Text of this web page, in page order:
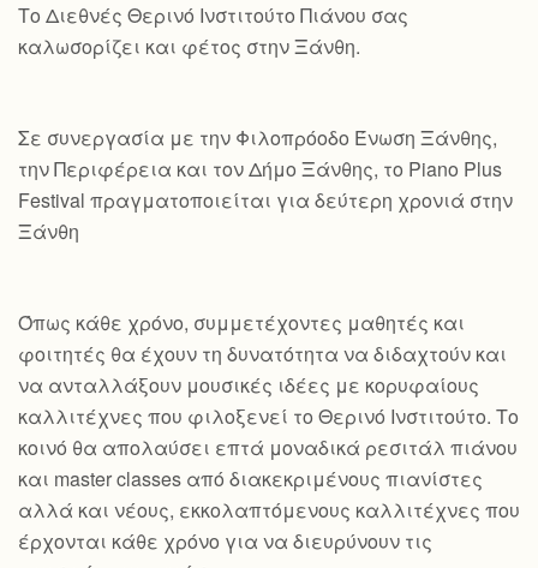
Το Διεθνές Θερινό Ινστιτούτο Πιάνου σας
καλωσορίζει και φέτος στην Ξάνθη.
Σε συνεργασία με την Φιλοπρόοδο Ένωση Ξάνθης,
την Περιφέρεια και τον Δήμο Ξάνθης, το Piano Plus
Festival πραγματοποιείται για δεύτερη χρονιά στην
Ξάνθη
Όπως κάθε χρόνο, συμμετέχοντες μαθητές και
φοιτητές θα έχουν τη δυνατότητα να διδαχτούν και
να ανταλλάξουν μουσικές ιδέες με κορυφαίους
καλλιτέχνες που φιλοξενεί το Θερινό Ινστιτούτο. Το
κοινό θα απολαύσει επτά μοναδικά ρεσιτάλ πιάνου
και master classes από διακεκριμένους πιανίστες
αλλά και νέους, εκκολαπτόμενους καλλιτέχνες που
έρχονται κάθε χρόνο για να διευρύνουν τις